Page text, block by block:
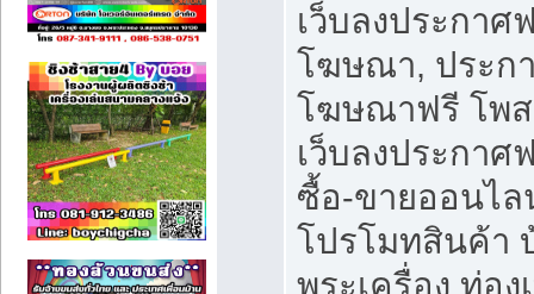
เว็บลงประกา
โฆษณา, ประก
โฆษณาฟรี โพส
เว็บลงประกา
ซื้อ-ขายออนไล
โปรโมทสินค้า
พระเครื่อง ท่อง